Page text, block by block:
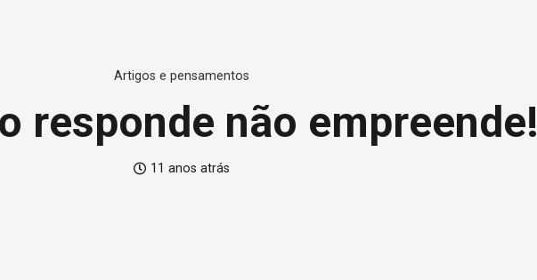
Artigos e pensamentos
responde não empreende!
11 anos atrás